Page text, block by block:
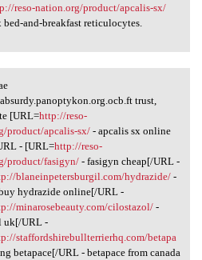
reso-nation.org/product/apcalis-sx/
bed-and-breakfast reticulocytes.
bvo.kqss.absurdy
trust,
[URL=http://reso-
product/apcalis-sx/- apcalis sx online
- [URL=http://reso-
product/fasigyn/- fasigyn cheap[/URL -
blaneinpetersburgil.com/hydrazide/-
hydrazide online[/URL -
minarosebeauty.com/cilostazol/-
uk[/URL -
staffordshirebullterrierhq.com/betapa
betapace[/URL - betapace from canada